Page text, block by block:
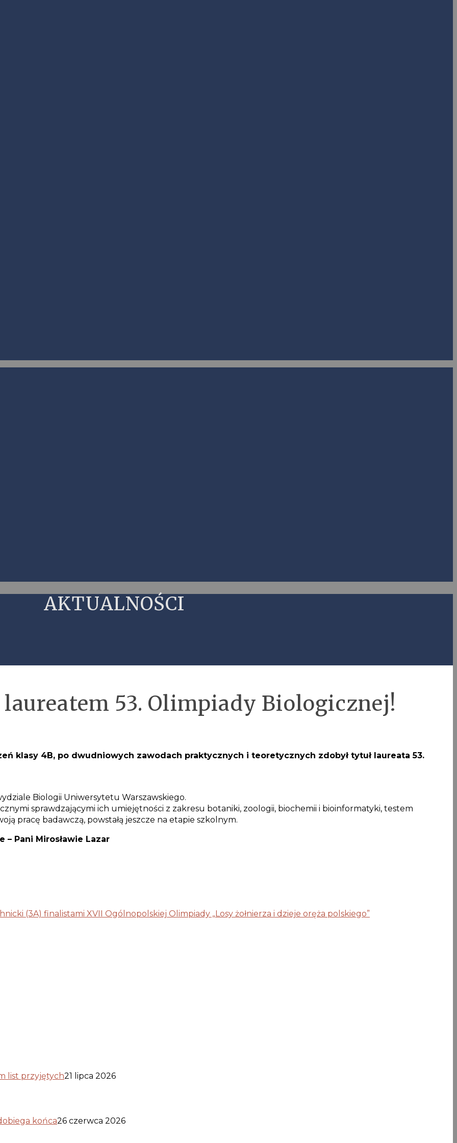
AKTUALNOŚCI
53. Olimpiady Biologicznej!
klasy 4B, po dwudniowych zawodach praktycznych i teoretycznych zdobył tytuł laureata 53.
Biologii Uniwersytetu Warszawskiego.
sprawdzającymi ich umiejętności z zakresu botaniki, zoologii, biochemii i bioinformatyki, testem
pracę badawczą, powstałą jeszcze na etapie szkolnym.
Pani Mirosławie Lazar
(3A) finalistami XVII Ogólnopolskiej Olimpiady „Losy żołnierza i dzieje oręża polskiego”
list przyjętych21 lipca 2026
końca26 czerwca 2026